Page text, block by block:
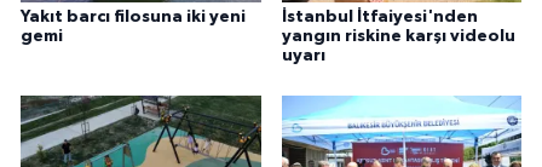
Yakıt barcı filosuna iki yeni
gemi
İstanbul İtfaiyesi'nden
yangın riskine karşı videolu
uyarı